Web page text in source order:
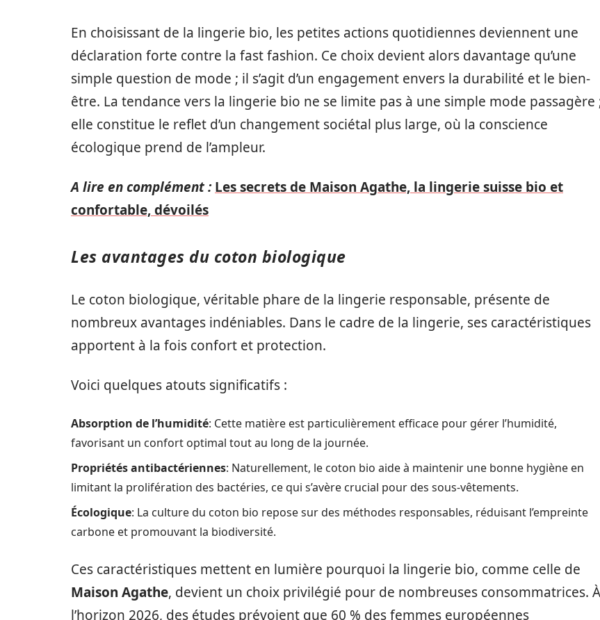
En choisissant de la lingerie bio, les petites actions quotidiennes deviennent une
déclaration forte contre la fast fashion. Ce choix devient alors davantage qu’une
simple question de mode ; il s’agit d’un engagement envers la durabilité et le bien-
être. La tendance vers la lingerie bio ne se limite pas à une simple mode passagère
elle constitue le reflet d’un changement sociétal plus large, où la conscience
écologique prend de l’ampleur.
A lire en complément : Les secrets de Maison Agathe, la lingerie suisse bio et
confortable, dévoilés
Les avantages du coton biologique
Le coton biologique, véritable phare de la lingerie responsable, présente de
nombreux avantages indéniables. Dans le cadre de la lingerie, ses caractéristiques
apportent à la fois confort et protection.
Voici quelques atouts significatifs :
Absorption de l’humidité: Cette matière est particulièrement efficace pour gérer l’humidité,
favorisant un confort optimal tout au long de la journée.
Propriétés antibactériennes: Naturellement, le coton bio aide à maintenir une bonne hygiène en
limitant la prolifération des bactéries, ce qui s’avère crucial pour des sous-vêtements.
Écologique: La culture du coton bio repose sur des méthodes responsables, réduisant l’empreinte
carbone et promouvant la biodiversité.
Ces caractéristiques mettent en lumière pourquoi la lingerie bio, comme celle de
Maison Agathe, devient un choix privilégié pour de nombreuses consommatrices. À
l’horizon 2026, des études prévoient que 60 % des femmes européennes